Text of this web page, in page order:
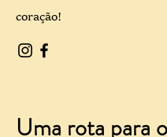
coração!
Uma rota para o